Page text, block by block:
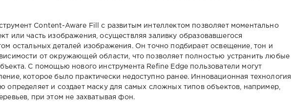
Content-Aware Fill с развитым интеллектом позволяет моментально
или часть изображения, осуществляя заливку образовавшегося
остальных деталей изображения. Он точно подбирает освещение, тон и
от окружающей области, что позволяет полностью устранить любые
С помощью нового инструмента Refine Edge пользователи могут
которое было практически недоступно ранее. Инновационная технология
определяет и создает маску для самых сложных типов объектов, например,
при этом не захватывая фон.